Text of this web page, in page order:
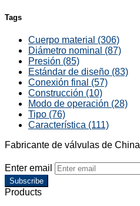
Tags
Cuerpo material (306)
Diámetro nominal (87)
Presión (85)
Estándar de diseño (83)
Conexión final (57)
Construcción (10)
Modo de operación (28)
Tipo (76)
Característica (111)
Fabricante de válvulas de China
Enter email
Subscribe
Products